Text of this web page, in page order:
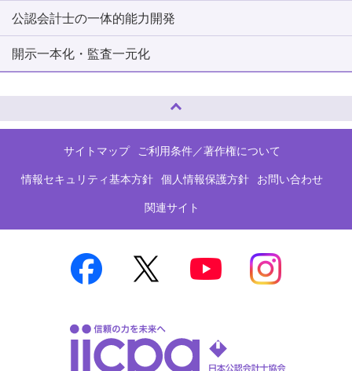
公認会計士の一体的能力開発
開示一本化・監査一元化
サイトマップ ご利用条件／著作権について
情報セキュリティ基本方針 個人情報保護方針 お問い合わせ
関連サイト